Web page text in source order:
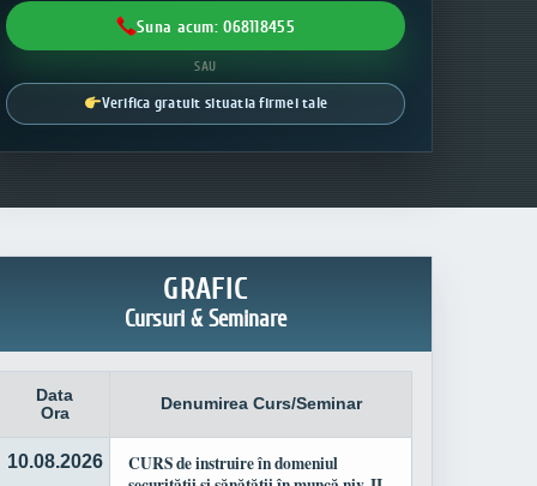
Suna acum: 068118455
SAU
Verifica gratuit situatia firmei tale
GRAFIC
Cursuri & Seminare
Data
Ora
Denumirea Curs/Seminar
10.08.2026
CURS de instruire în domeniul